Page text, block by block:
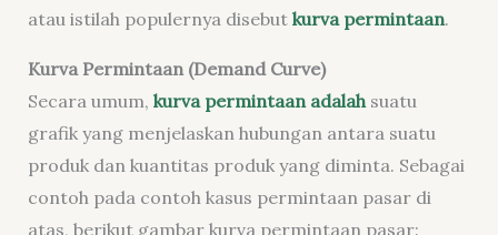
atau istilah populernya disebut kurva permintaan.
Kurva Permintaan (Demand Curve)
Secara umum, kurva permintaan adalahsuatu
grafik yang menjelaskan hubungan antara suatu
produk dan kuantitas produk yang diminta. Sebagai
contoh pada contoh kasus permintaan pasar di
atas, berikut gambar kurva permintaan pasar: